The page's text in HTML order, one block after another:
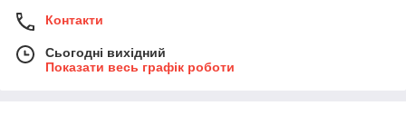
Контакти
Сьогодні вихідний
Показати весь графік роботи